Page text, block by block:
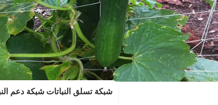
شبكة تسلق النباتات شبكة دعم